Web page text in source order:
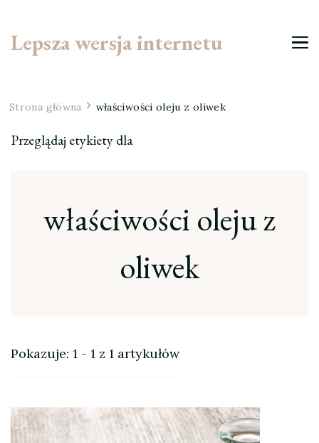
Lepsza wersja internetu
Strona główna właściwości oleju z oliwek
Przeglądaj etykiety dla
właściwości oleju z
oliwek
Pokazuje: 1 - 1 z 1 artykułów